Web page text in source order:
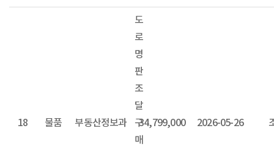
18 물품 부동산정보과
도
로
명
판
조
달
구
매
34,799,000 2026-05-26